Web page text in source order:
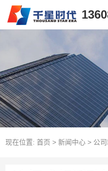
现在位置: 首页 > 新闻中心> 公